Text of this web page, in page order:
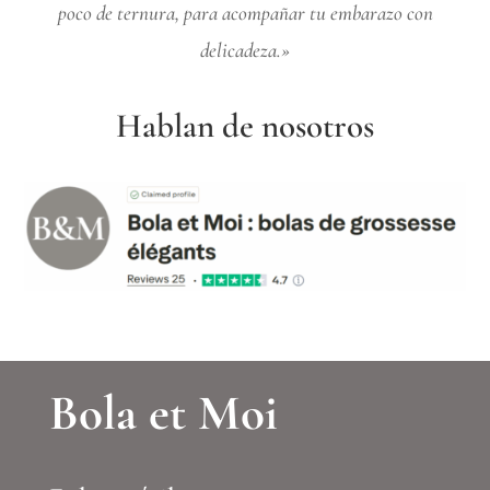
poco de ternura, para acompañar tu embarazo con
delicadeza.»
Hablan de nosotros
Bola et Moi